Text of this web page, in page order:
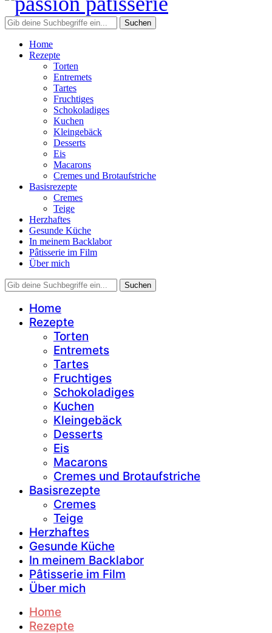
Home
Rezepte
Torten
Entremets
Tartes
Fruchtiges
Schokoladiges
Kuchen
Kleingebäck
Desserts
Eis
Macarons
Cremes und Brotaufstriche
Basisrezepte
Cremes
Teige
Herzhaftes
Gesunde Küche
In meinem Backlabor
Pâtisserie im Film
Über mich
Home
Rezepte
Torten
Entremets
Tartes
Fruchtiges
Schokoladiges
Kuchen
Kleingebäck
Desserts
Eis
Macarons
Cremes und Brotaufstriche
Basisrezepte
Cremes
Teige
Herzhaftes
Gesunde Küche
In meinem Backlabor
Pâtisserie im Film
Über mich
Home
Rezepte